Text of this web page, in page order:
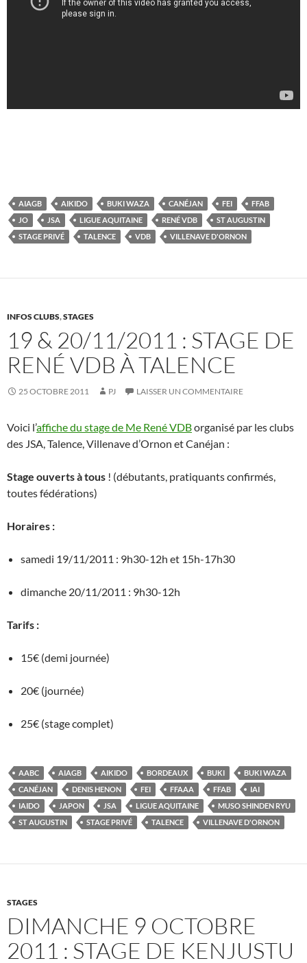
AIAGB AIKIDO BUKI WAZA CANÉJAN FEI
FFAB
JO
JSA LIGUE AQUITAINE RENÉ VDB
ST AUGUSTIN
STAGE PRIVÉ
TALENCE VDB VILLENAVE D'ORNON
INFOS CLUBS,STAGES
19 & 20/11/2011 : STAGE DE
RENÉ VDB À TALENCE
25 OCTOBRE 2011 PJ LAISSER UN COMMENTAIRE
Voici l’affiche du stage de Me René VDBorganisé par les clubs
des JSA, Talence, Villenave d’Ornon et Canéjan :
Stage ouverts à tous ! (débutants, pratiquants confirmés,
toutes fédérations)
Horaires :
samedi 19/11/2011 : 9h30-12h et 15h-17h30
dimanche 20/11/2011 : 9h30-12h
Tarifs :
15€ (demi journée)
20€ (journée)
25€ (stage complet)
AABC AIAGB AIKIDO BORDEAUX BUKI
BUKI WAZA
CANÉJAN
DENIS HENON FEI FFAAA FFAB
IAI
IAIDO
JAPON JSA LIGUE AQUITAINE
MUSO SHINDEN RYU
ST AUGUSTIN
STAGE PRIVÉ TALENCE VILLENAVE D'ORNON
STAGES
DIMANCHE 9 OCTOBRE
2011 : STAGE DE KENJUSTU